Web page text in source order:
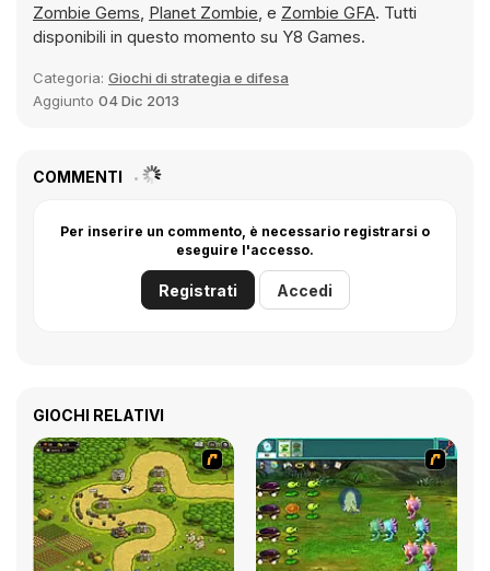
Zombie Gems, Planet Zombie, e Zombie GFA. Tutti
disponibili in questo momento su Y8 Games.
Categoria: Giochi di strategia e difesa
Aggiunto 04 Dic 2013
COMMENTI
Per inserire un commento, è necessario registrarsi o
eseguire l'accesso.
Registrati Accedi
GIOCHI RELATIVI